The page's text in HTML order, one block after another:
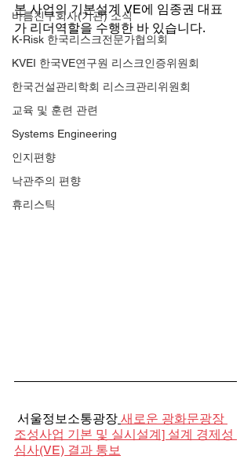
바름친구회사(기관) 소식
K-Risk 한국리스크전문가협의회
KVEI 한국VE연구원 리스크인증위원회
한국건설관리학회 리스크관리위원회
교육 및 훈련 관련
Systems Engineering
인지편향
낙관주의 편향
휴리스틱
본 사업의 기본설계 VE에 임종권 대표
가 리더역할을 수행한 바 있습니다.
서울정보소통광장 새로운 광화문광장
조성사업 기본 및 실시설계] 설계 경제성
심사(VE) 결과 통보